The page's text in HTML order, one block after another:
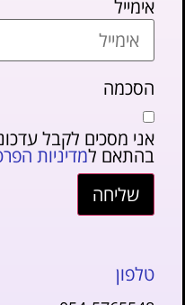
אימייל
הסכמה
אני מסכים לקבל עדכונים
בהתאם למדיניות
שליחה
טלפון